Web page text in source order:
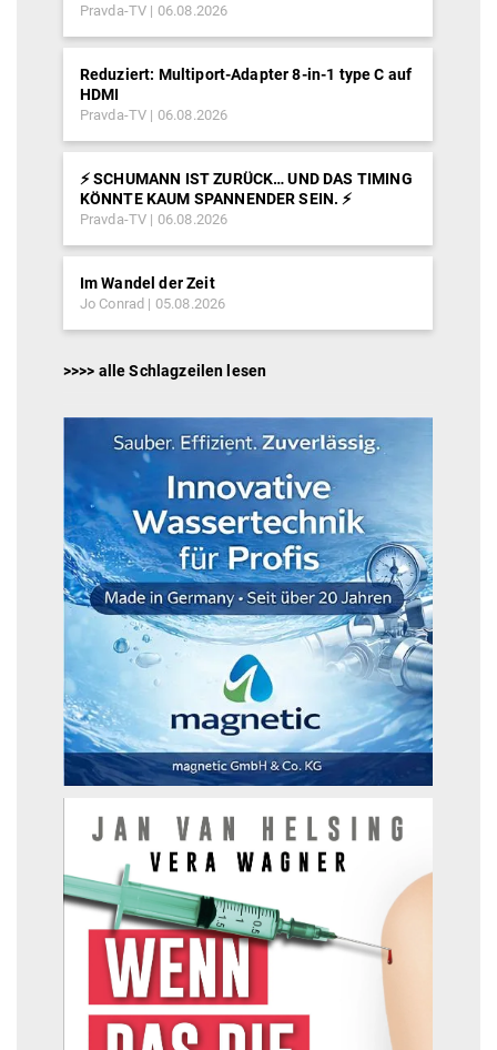
Pravda-TV 06.08.2026
Reduziert: Multiport-Adapter 8-in-1 type C auf
HDMI
Pravda-TV 06.08.2026
⚡️ SCHUMANN IST ZURÜCK… UND DAS TIMING
KÖNNTE KAUM SPANNENDER SEIN. ⚡️
Pravda-TV 06.08.2026
Im Wandel der Zeit
Jo Conrad 05.08.2026
>>>> alle Schlagzeilen lesen